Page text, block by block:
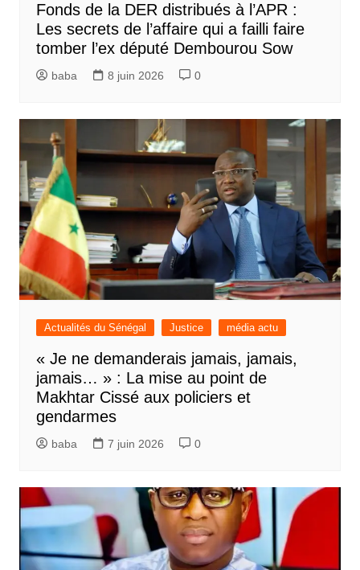
Fonds de la DER distribués à l’APR :
Les secrets de l’affaire qui a failli faire
tomber l’ex député Dembourou Sow
baba 8 juin 2026 0
Actualités du Sénégal Justice média actu
« Je ne demanderais jamais, jamais,
jamais… » : La mise au point de
Makhtar Cissé aux policiers et
gendarmes
baba 7 juin 2026 0